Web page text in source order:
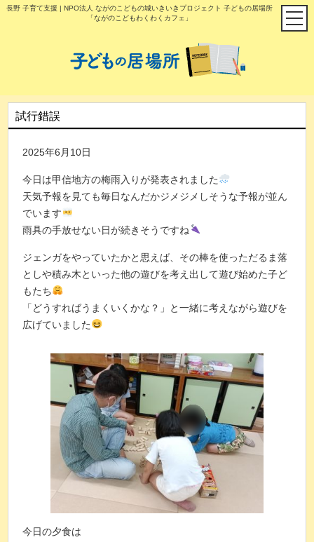
長野 子育て支援 | NPO法人 ながのこどもの城いきいきプロジェクト 子どもの居場所
「ながのこどもわくわくカフェ」
試行錯誤
2025年6月10日
今日は甲信地方の梅雨入りが発表されました
天気予報を見ても毎日なんだかジメジメしそうな予報が並ん
でいます
雨具の手放せない日が続きそうですね
ジェンガをやっていたかと思えば、その棒を使っただるま落
としや積み木といった他の遊びを考え出して遊び始めた子ど
もたち
「どうすればうまくいくかな？」と一緒に考えながら遊びを
広げていました
今日の夕食は